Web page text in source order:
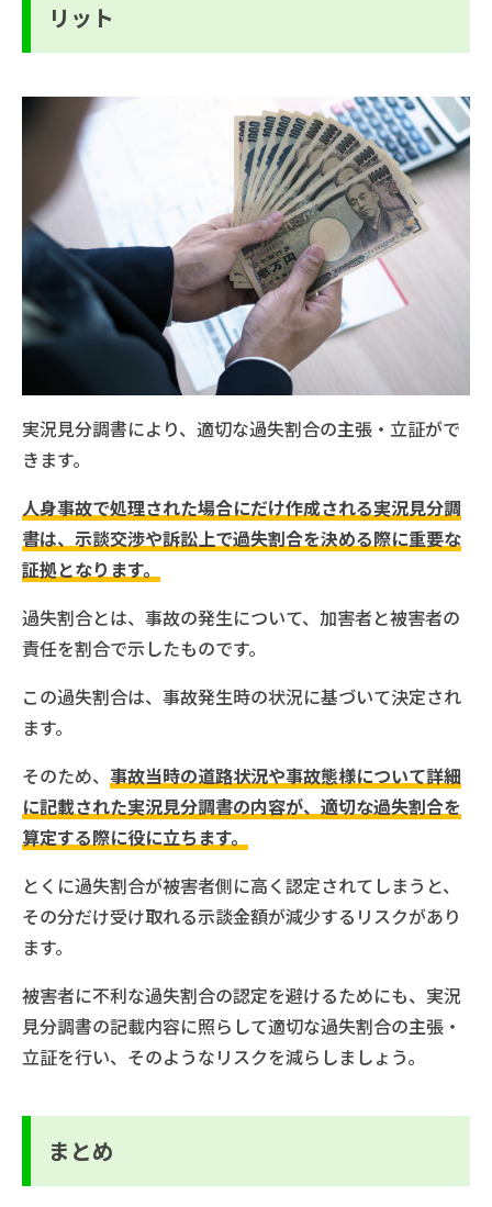
リット
実況見分調書により、適切な過失割合の主張・立証がで
きます。
人身事故で処理された場合にだけ作成される実況見分調
書は、示談交渉や訴訟上で過失割合を決める際に重要な
証拠となります。
過失割合とは、事故の発生について、加害者と被害者の
責任を割合で示したものです。
この過失割合は、事故発生時の状況に基づいて決定され
ます。
そのため、 事故当時の道路状況や事故態様について詳細
に記載された実況見分調書の内容が、適切な過失割合を
算定する際に役に立ちます。
とくに過失割合が被害者側に高く認定されてしまうと、
その分だけ受け取れる示談金額が減少するリスクがあり
ます。
被害者に不利な過失割合の認定を避けるためにも、実況
見分調書の記載内容に照らして適切な過失割合の主張・
立証を行い、そのようなリスクを減らしましょう。
まとめ